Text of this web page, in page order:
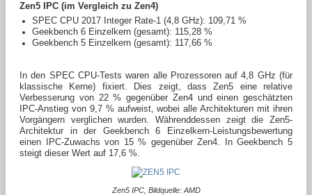
Zen5 IPC (im Vergleich zu Zen4)
SPEC CPU 2017 Integer Rate-1 (4,8 GHz): 109,71 %
Geekbench 6 Einzelkern (gesamt): 115,28 %
Geekbench 5 Einzelkern (gesamt): 117,66 %
In den SPEC CPU-Tests waren alle Prozessoren auf 4,8 GHz (für
klassische Kerne) fixiert. Dies zeigt, dass Zen5 eine relative
Verbesserung von 22 % gegenüber Zen4 und einen geschätzten
IPC-Anstieg von 9,7 % aufweist, wobei alle Architekturen mit ihren
Vorgängern verglichen wurden. Währenddessen zeigt die Zen5-
Architektur in der Geekbench 6 Einzelkern-Leistungsbewertung
einen IPC-Zuwachs von 15 % gegenüber Zen4. In Geekbench 5
steigt dieser Wert auf 17,6 %.
Zen5 IPC, Bildquelle: AMD